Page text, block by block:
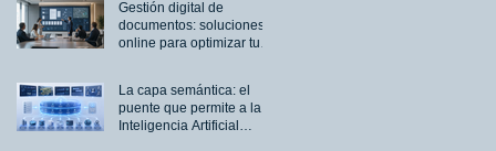
información
Gestión digital de
documentos: soluciones
online para optimizar tu
La capa semántica: el
puente que permite a la
Inteligencia Artificial